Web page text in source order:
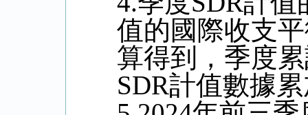
值的國際收支
算得到，季度
SDR計值數據